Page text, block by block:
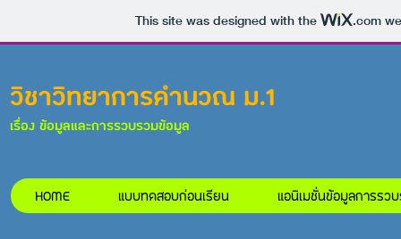
This site was designed with the .com
วิชาวิทยาการคำนวณ ม.1
เรื่อง ข้อมูลและการรวบรวมข้อมูล
HOME แบบทดสอบก่อนเรียน แอนิเมชั่นข้อมูลการรว